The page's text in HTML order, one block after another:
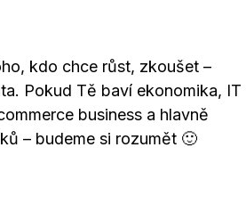
kdo chce růst, zkoušet –
Pokud Tě baví ekonomika, IT
business a hlavně
– budeme si rozumět 🙂